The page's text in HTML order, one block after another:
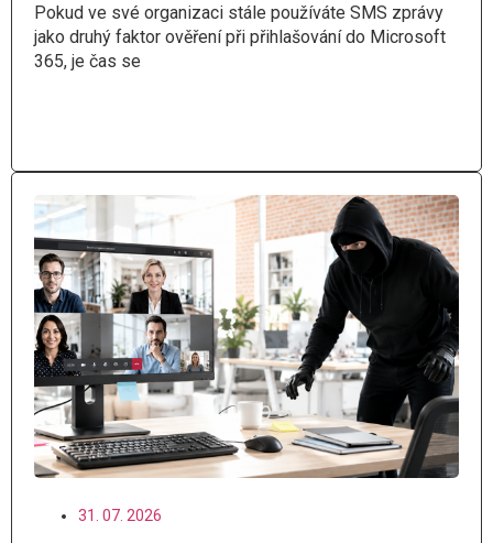
Pokud ve své organizaci stále používáte SMS zprávy
jako druhý faktor ověření při přihlašování do Microsoft
365, je čas se
31. 07. 2026